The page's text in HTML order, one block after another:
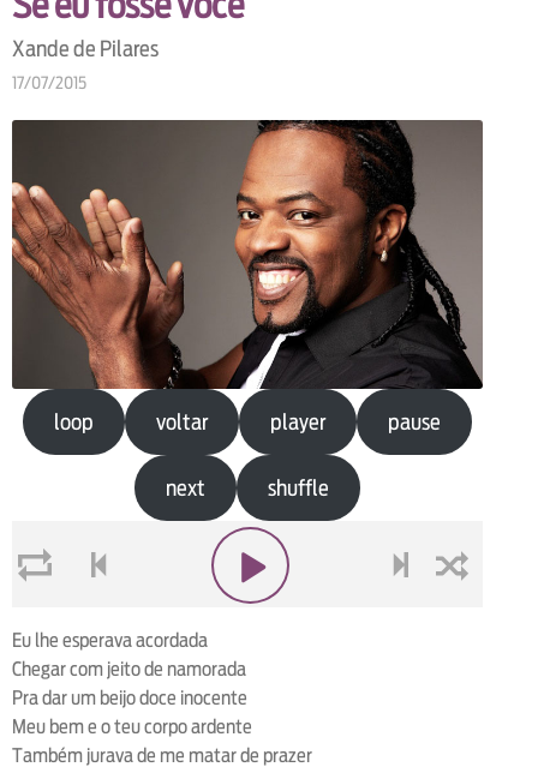
Xande de Pilares
17/07/2015
loop voltar player pause
next shuffle
Eu lhe esperava acordada
Chegar com jeito de namorada
Pra dar um beijo doce inocente
Meu bem e o teu corpo ardente
Também jurava de me matar de prazer